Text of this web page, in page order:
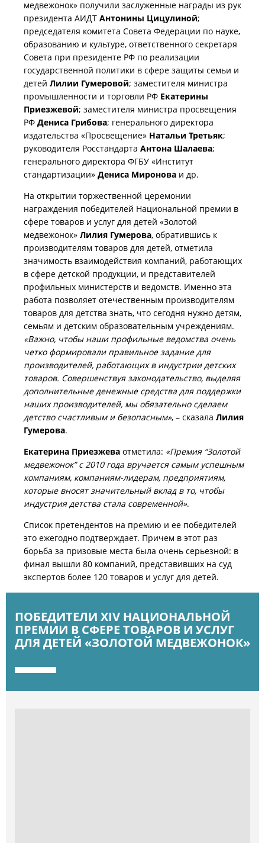
медвежонок» получили заслуженные награды из рук
президента АИДТ Антонины Цицулиной;
председателя комитета Совета Федерации по науке,
образованию и культуре, ответственного секретаря
Совета при президенте РФ по реализации
государственной политики в сфере защиты семьи и
детей Лилии Гумеровой; заместителя министра
промышленности и торговли РФ Екатерины
Приезжевой; заместителя министра просвещения
РФ Дениса Грибова; генерального директора
издательства «Просвещение» Натальи Третьяк;
руководителя Росстандарта Антона Шалаева;
генерального директора ФГБУ «Институт
стандартизации» Дениса Миронова и др.
На открытии торжественной церемонии
награждения победителей Национальной премии в
сфере товаров и услуг для детей «Золотой
медвежонок» Лилия Гумерова, обратившись к
производителям товаров для детей, отметила
значимость взаимодействия компаний, работающих
в сфере детской продукции, и представителей
профильных министерств и ведомств. Именно эта
работа позволяет отечественным производителям
товаров для детства знать, что сегодня нужно детям,
семьям и детским образовательным учреждениям.
«Важно, чтобы наши профильные ведомства очень
четко формировали правильное задание для
производителей, работающих в индустрии детских
товаров. Совершенствуя законодательство, выделяя
дополнительные денежные средства для поддержки
наших производителей, мы обязательно сделаем
детство счастливым и безопасным», – сказала Лилия
Гумерова.
Екатерина Приезжева отметила: «Премия “Золотой
медвежонок” с 2010 года вручается самым успешным
компаниям, компаниям-лидерам, предприятиям,
которые вносят значительный вклад в то, чтобы
индустрия детства стала современной».
Список претендентов на премию и ее победителей
это ежегодно подтверждает. Причем в этот раз
борьба за призовые места была очень серьезной: в
финал вышли 80 компаний, представивших на суд
экспертов более 120 товаров и услуг для детей.
ПОБЕДИТЕЛИ XIV НАЦИОНАЛЬНОЙ
ПРЕМИИ В СФЕРЕ ТОВАРОВ И УСЛУГ
ДЛЯ ДЕТЕЙ «ЗОЛОТОЙ МЕДВЕЖОНОК»